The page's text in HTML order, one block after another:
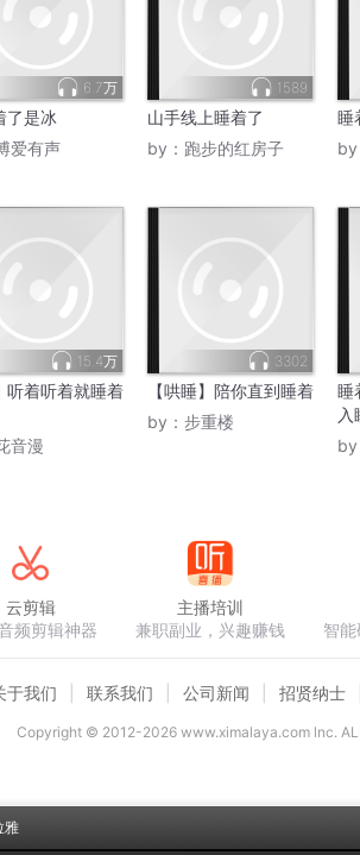
6.7万
了是冰
爱有声
1589
山手线上睡着了
by： 跑步的红房子
睡
by
15.4万
听着听着就睡着
音漫
3302
【哄睡】陪你直到睡着
by： 步重楼
睡
入
by
雅
云剪辑
频剪辑神器
主播培训
兼职副业，兴趣赚钱
智
于我们 联系我们 公司新闻 招贤纳士
Copyright © 2012-2026www.ximalaya.com lnc.